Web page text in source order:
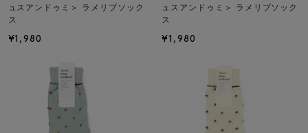
ュスアンドゥミ＞ ラメリブソック
ス
¥1,980
ュスアンドゥミ＞ ラメリブソック
ス
¥1,980